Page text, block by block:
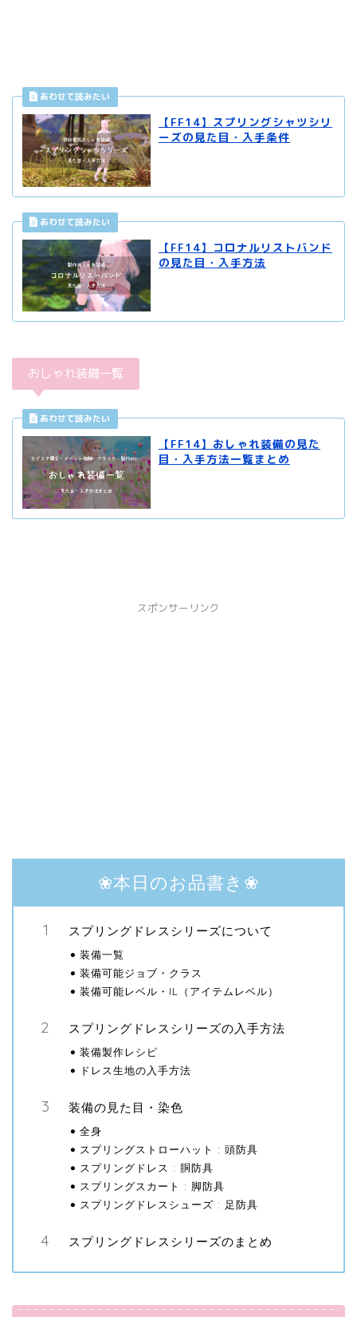
【FF14】スプリングシャツシリ
ーズの見た目・入手条件
【FF14】コロナルリストバンド
の見た目・入手方法
おしゃれ装備一覧
【FF14】おしゃれ装備の見た
目・入手方法一覧まとめ
スポンサーリンク
❀本日のお品書き❀
スプリングドレスシリーズについて
装備一覧
装備可能ジョブ・クラス
装備可能レベル・IL（アイテムレベル）
スプリングドレスシリーズの入手方法
装備製作レシピ
ドレス生地の入手方法
装備の見た目・染色
全身
スプリングストローハット : 頭防具
スプリングドレス : 胴防具
スプリングスカート : 脚防具
スプリングドレスシューズ : 足防具
スプリングドレスシリーズのまとめ